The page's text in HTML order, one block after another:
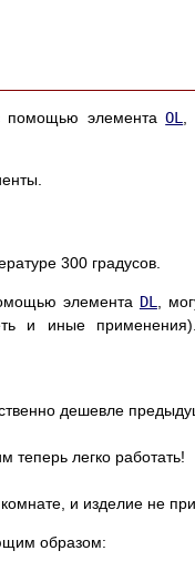
помощью элементаOL,
300 градусов.
элемента DL,
и иные
дешевле
теперь легко работать!
и изделие не
образом: